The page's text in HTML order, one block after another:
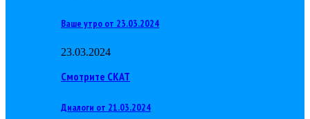
Ваше утро от 23.03.2024
23.03.2024
Смотрите СКАТ
Диалоги от 21.03.2024